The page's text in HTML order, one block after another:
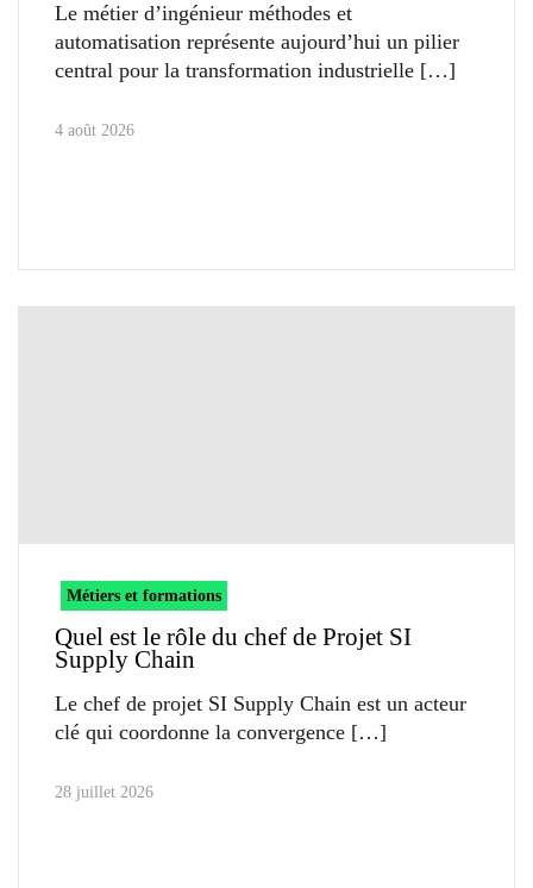
Le métier d’ingénieur méthodes et
automatisation représente aujourd’hui un pilier
central pour la transformation industrielle
4 août 2026
Métiers et formations
Quel est le rôle du chef de Projet SI
Supply Chain
Le chef de projet SI Supply Chain est un acteur
clé qui coordonne la convergence
28 juillet 2026